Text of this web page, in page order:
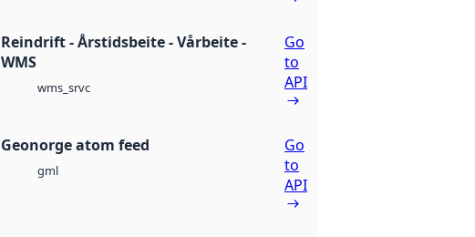
Reindrift - Årstidsbeite - Vårbeite -
WMS
wms_srvc
Go
to
API
Geonorge atom feed
gml
Go
to
API